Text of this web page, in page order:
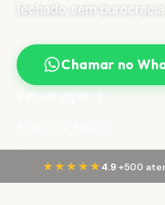
fechado, sem burocracia.
Chamar no
Ver serviços →
★★★★★ 4.9·+500